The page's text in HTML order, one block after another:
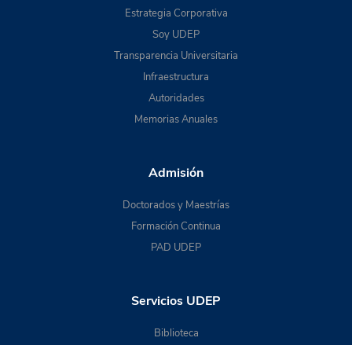
Estrategia Corporativa
Soy UDEP
Transparencia Universitaria
Infraestructura
Autoridades
Memorias Anuales
Admisión
Doctorados y Maestrías
Formación Continua
PAD UDEP
Servicios UDEP
Biblioteca